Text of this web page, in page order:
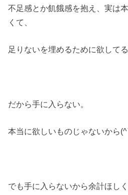
不足感とか飢餓感を抱え、実は
くて、
足りないを埋めるために欲して
だから手に入らない。
本当に欲しいものじゃないから
でも手に入らないから余計ほし